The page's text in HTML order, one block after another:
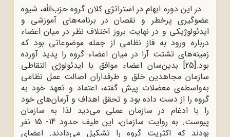
در این دوره ابهام در استراتژی کلان گروه حزب‌الله، شیوه
عضوگیری پرخطر و نقصان در برنامه‌های آموزشی و
ایدئولوژیکی و در نهایت بروز اختلاف نظر در میان اعضاء
درباره ورود به فاز نظامی از جمله موضوعاتی بود که
زمینه‌های تشتت آرا در میان اعضاء گروه را پدید آورده
بود.[25]
بدین‌سان اعضاء موافق با ایدئولوژی التقاطی
سازمان مجاهدین خلق و طرفداران اصالت عمل نظامی
به‌واسطه‌ی معضلات پیش گفته، اعتماد و تعهد خود به
گروه را از دست داده بود و تحقق اهداف و آرمان‌های خود
را با ادغام در سازمان عملی می‌دید لذا به سازمان
پیوست. به روایت سازمان، این طیف حدود 14- 15 نفر
بودند که اکثریت گروه را تشکیل می‌دادند. اعضای